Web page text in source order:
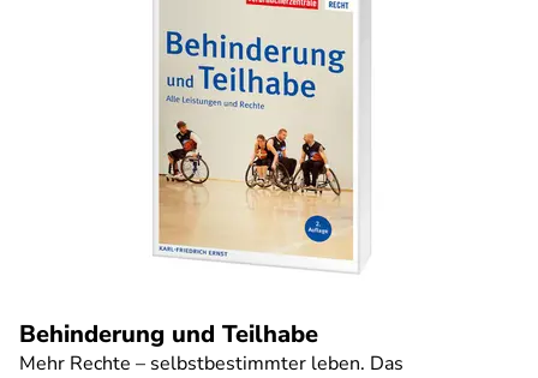
Behinderung und Teilhabe
Mehr Rechte – selbstbestimmter leben. Das